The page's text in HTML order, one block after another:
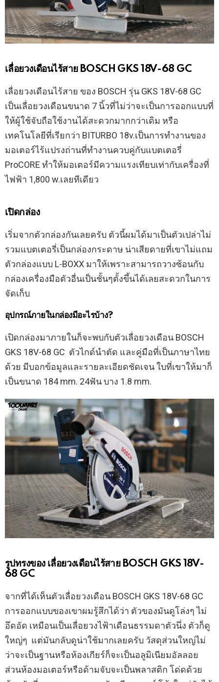
เลื่อยวงเดือนไร้สาย BOSCH GKS 18V-68 GC
เลื่อยวงเดือนไร้สาย ของ BOSCH รุ่น GKS 18V-68 GC
เป็นเลื่อยวงเดือนขนาด 7 นิ้วที่ไม่ว่าจะเป็นการออกแบบที่
ให้ผู้ใช้จับถือใช้งานได้สะดวกมากกว่าเดิม หรือ
เทคโนโลยีที่เรียกว่า BITURBO 18v.เป็นการทำงานของ
มอเตอร์ไร้แปรงถ่านที่ทำงานควบคู่กับแบตเตอรี่
ProCORE ทำให้มอเตอร์มีความแรงเทียบเท่ากับเครื่องที่
ไฟฟ้า 1,800 w.เลยทีเดียว
เปิดกล่อง
เริ่มจากตัวกล่องกันเลยครับ ตัวนี้ผมได้มาเป็นตัวเปล่าไม่
รวมแบตเตอรี่เป็นกล่องกระดาษ น่าเสียดายที่เขาไม่แถม
ตัวกล่องแบบ L-BOXX มาให้เพราะสามารถวางซ้อนกับ
กล่องเครื่องมือตัวอื่นเป็นชั้นๆตั้งขึ้นได้เลยสะดวกในการ
จัดเก็บ
อุปกรณ์ภายในกล่องมีอะไรบ้าง?
เปิดกล่องมาภายในก็จะพบกับตัวเลื่อยวงเดือน BOSCH
GKS 18V-68 GC ตัวไกด์นำตัด และคู่มือที่เป็นภาษาไทย
ด้วย มีบอกข้อมูลและรายละเอียดชัดเจน ใบที่เขาให้มาก็
เป็นขนาด 184 mm. 24ฟัน บาง 1.8 mm.
รูปทรงของ เลื่อยวงเดือนไร้สาย BOSCH GKS 18V-
68 GC
จากที่ได้เห็นตัวเลื่อยวงเดือน BOSCH GKS 18V-68 GC
การออกแบบของเขาผมรู้สึกได้ว่า ตัวของมันดูโล่งๆ ไม่
อึดอัด เหมือนเป็นเลื่อยวงไฟ้าเดือนธรรมดาตัวนึ่ง ตัวก็ดู
ใหญ่ๆ แต่มันกลับดูน่าใช้มากเลยครับ วัสดุส่วนใหญ่ไม่
ว่าจะเป็นฐานหรือห้องเกียร์ก็จะเป็นอลูมิเนียมอัลลอย
ส่วนห้องมอเตอร์หรือด้ามจับจะเป็นพลาสติก โด่ดด้วย